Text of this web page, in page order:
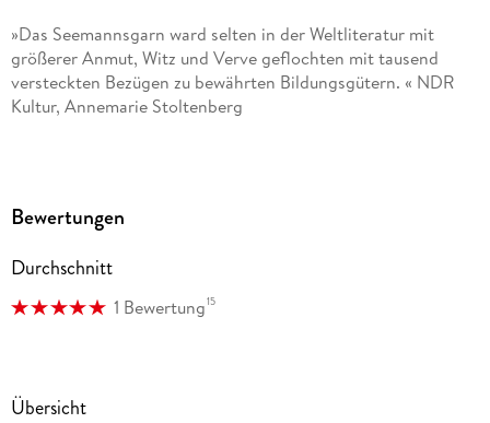
»Das Seemannsgarn ward selten in der Weltliteratur mit
größerer Anmut, Witz und Verve geflochten mit tausend
versteckten Bezügen zu bewährten Bildungsgütern. « NDR
Kultur, Annemarie Stoltenberg
Bewertungen
Durchschnitt
1 Bewertung15
Übersicht